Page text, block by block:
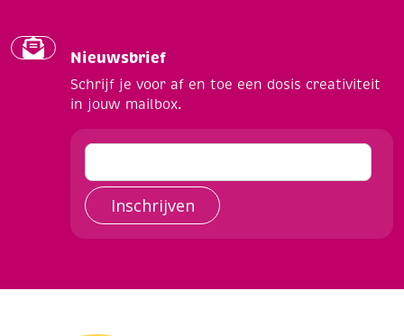
Nieuwsbrief
Schrijf je voor af en toe een dosis creativiteit
in jouw mailbox.
Inschrijven